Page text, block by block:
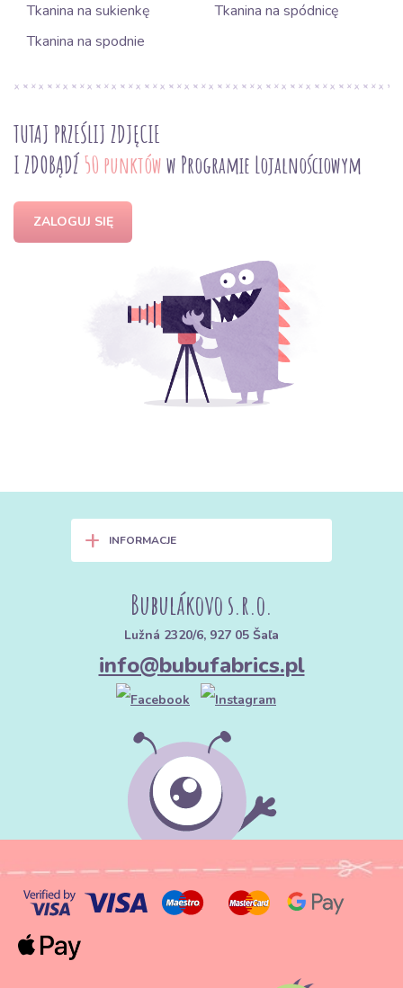
Tkanina na sukienkę
Tkanina na spódnicę
Tkanina na spodnie
TUTAJ PRZEŚLIJ ZDJĘCIE
I ZDOBĄDŹ 50 punktóww Programie Lojalnościowym
ZALOGUJ SIĘ
+ INFORMACJE
Bubulákovo s.r.o.
Lužná 2320/6, 927 05 Šaľa
info@bubufabrics.pl